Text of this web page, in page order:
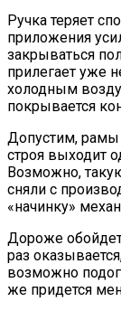
Ручка теряет
приложения
закрываться
прилегает уже
холодным
покрывается
Допустим, рамы
строя выходит
Возможно,
сняли с
«начинку»
Дороже
раз
возможно
же придется